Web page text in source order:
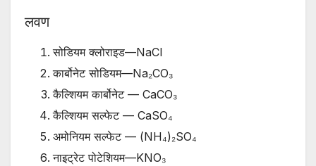
लवण
सोडियम क्लोराइड—NaCl
कार्बोनेट सोडियम—Na₂CO₃
कैल्शियम कार्बोनेट — CaCO₃
कैल्शियम सल्फेट — CaSO₄
अमोनियम सल्फेट — (NH₄)₂SO₄
नाइट्रेट पोटेशियम—KNO₃